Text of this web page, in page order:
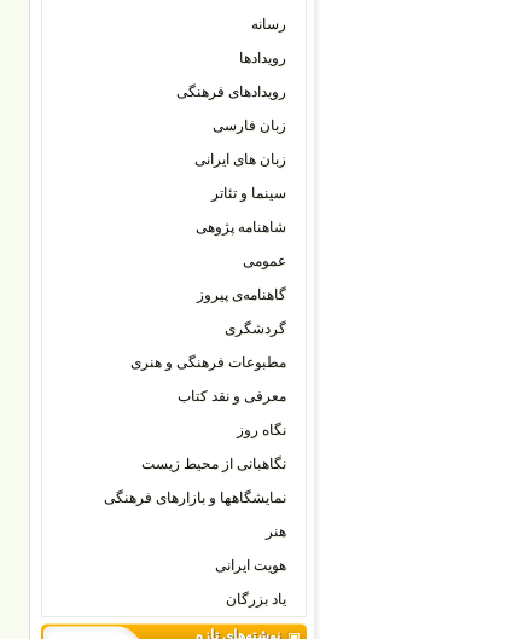
رسانه
رویدادها
رویدادهای فرهنگی
زبان فارسی
زبان های ایرانی
سینما و تئاتر
شاهنامه پژوهی
عمومی
گاهنامه‌ی پیروز
گردشگری
مطبوعات فرهنگی و هنری
معرفی و نقد کتاب
نگاه روز
نگاهبانی از محیط زیست
نمایشگاهها و بازارهای فرهنگی
هنر
هویت ایرانی
یاد بزرگان
نوشته‌های تازه